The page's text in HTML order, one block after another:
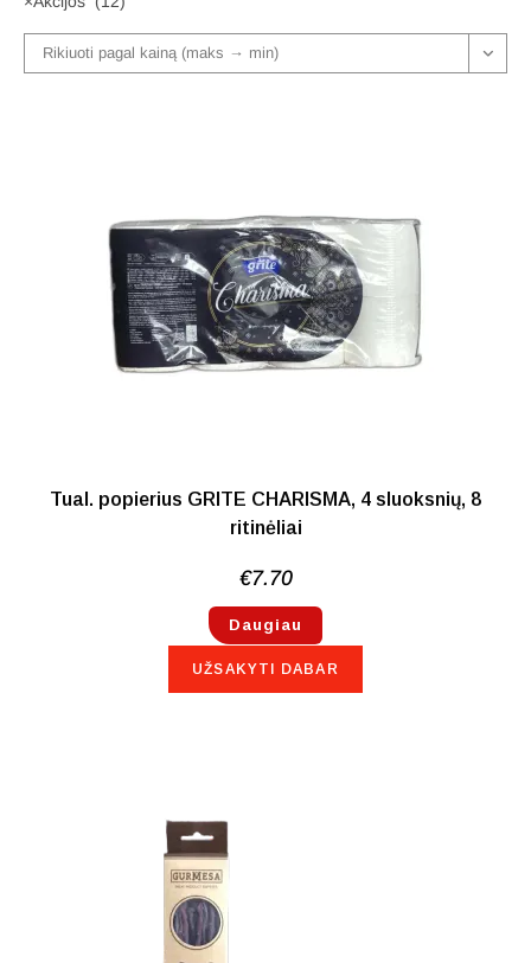
Rikiuoti pagal kainą (maks → min)
Tual. popierius GRITE CHARISMA, 4 sluoksnių, 8
ritinėliai
€7.70
Daugiau
UŽSAKYTI DABAR